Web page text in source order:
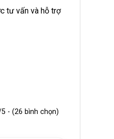
tư vấn và hỗ trợ
- (26 bình chọn)